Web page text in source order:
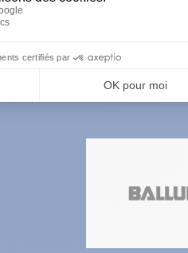
température